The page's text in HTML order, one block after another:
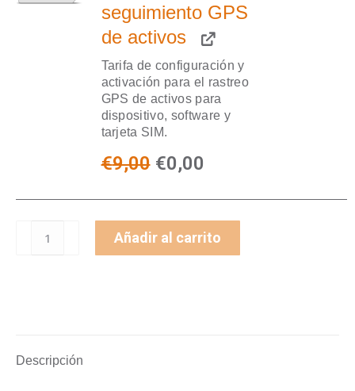
seguimiento GPS
de activos
Tarifa de configuración y
activación para el rastreo
GPS de activos para
dispositivo, software y
tarjeta SIM.
€9,00 El
original
era:
€0,00
actual
es:
y
Añadir al carrito
Descripción